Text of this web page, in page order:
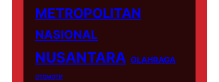
METROPOLITAN
NASIONAL
NUSANTARA OLAHRAGA
OTOMOTIF